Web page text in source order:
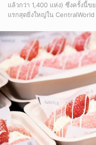
แล้วกว่า 1,400 แห่ง) ซึ่งครั้งนี้ข
แรกสุดยิ่งใหญ่ใน CentralWorld